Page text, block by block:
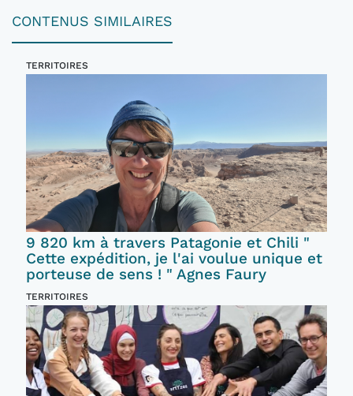
CONTENUS SIMILAIRES
TERRITOIRES
9 820 km à travers Patagonie et Chili "
Cette expédition, je l'ai voulue unique et
porteuse de sens ! " Agnes Faury
TERRITOIRES